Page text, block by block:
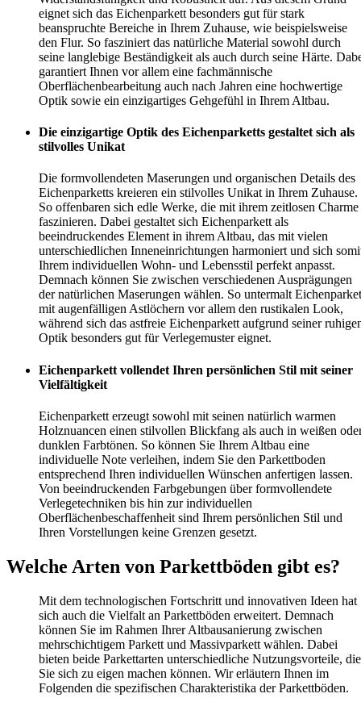
eignet sich das Eichenparkett besonders gut für stark
beanspruchte Bereiche in Ihrem Zuhause, wie beispielsweise
den Flur. So fasziniert das natürliche Material sowohl durch
seine langlebige Beständigkeit als auch durch seine Härte.
garantiert Ihnen vor allem eine fachmännische
Oberflächenbearbeitung auch nach Jahren eine hochwertige
Optik sowie ein einzigartiges Gehgefühl in Ihrem Altbau.
Die einzigartige Optik des Eichenparketts gestaltet sich als
stilvolles Unikat
Die formvollendeten Maserungen und organischen Details des
Eichenparketts kreieren ein stilvolles Unikat in Ihrem Zuhause.
So offenbaren sich edle Werke, die mit ihrem zeitlosen Charme
faszinieren. Dabei gestaltet sich Eichenparkett als
beeindruckendes Element in ihrem Altbau, das mit vielen
unterschiedlichen Inneneinrichtungen harmoniert und sich
Ihrem individuellen Wohn- und Lebensstil perfekt anpasst.
Demnach können Sie zwischen verschiedenen Ausprägungen
der natürlichen Maserungen wählen. So untermalt
mit augenfälligen Astlöchern vor allem den rustikalen Look,
während sich das astfreie Eichenparkett aufgrund seiner
Optik besonders gut für Verlegemuster eignet.
Eichenparkett vollendet Ihren persönlichen Stil mit seiner
Vielfältigkeit
Eichenparkett erzeugt sowohl mit seinen natürlich warmen
Holznuancen einen stilvollen Blickfang als auch in weißen
dunklen Farbtönen. So können Sie Ihrem Altbau eine
individuelle Note verleihen, indem Sie den Parkettboden
entsprechend Ihren individuellen Wünschen anfertigen lassen.
Von beeindruckenden Farbgebungen über formvollendete
Verlegetechniken bis hin zur individuellen
Oberflächenbeschaffenheit sind Ihrem persönlichen Stil und
Ihren Vorstellungen keine Grenzen gesetzt.
Welche Arten von Parkettböden gibt es?
Mit dem technologischen Fortschritt und innovativen Ideen hat
sich auch die Vielfalt an Parkettböden erweitert. Demnach
können Sie im Rahmen Ihrer Altbausanierung zwischen
mehrschichtigem Parkett und Massivparkett wählen. Dabei
bieten beide Parkettarten unterschiedliche Nutzungsvorteile, die
Sie sich zu eigen machen können. Wir erläutern Ihnen im
Folgenden die spezifischen Charakteristika der Parkettböden.